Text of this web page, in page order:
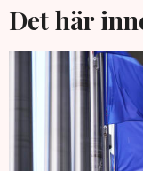
Det här